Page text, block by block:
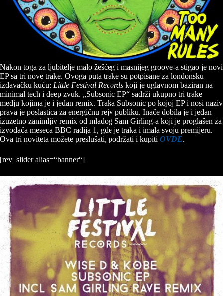
Nakon toga za ljubitelje malo žešćeg i masnijeg groove-a stigao je novi
EP sa tri nove trake. Ovoga puta trake su potpisane za londonsku
izdavačku kuću: Little Festival Records koji je uglavnom baziran na
minimal tech i deep zvuk. „Subsonic EP“ sadrži ukupno tri trake
medju kojima je i jedan remix. Traka Subsonic po kojoj EP i nosi naziv
prava je poslastica za energičnu rejv publiku. Inače dobila je i jedan
izuzetno zanimljiv remix od mladog Sam Girling-a koji je proglašen za
izvođača meseca BBC radija 1, gde je traka i imala svoju premijeru.
Ova tri noviteta možete preslušati, podržati i kupiti OVDE.
[rev_slider alias=“banner“]